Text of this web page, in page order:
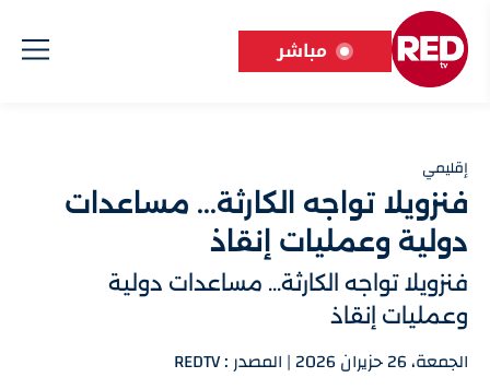
مباشر
إقليمي
فنزويلا تواجه الكارثة... مساعدات
دولية وعمليات إنقاذ
فنزويلا تواجه الكارثة... مساعدات دولية
وعمليات إنقاذ
الجمعة، 26 حزيران 2026 | المصدر : REDTV